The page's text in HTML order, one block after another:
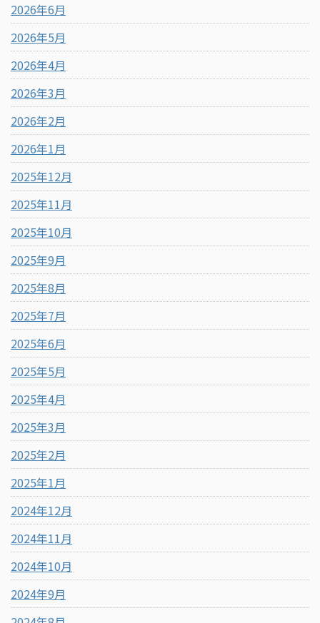
2026年6月
2026年5月
2026年4月
2026年3月
2026年2月
2026年1月
2025年12月
2025年11月
2025年10月
2025年9月
2025年8月
2025年7月
2025年6月
2025年5月
2025年4月
2025年3月
2025年2月
2025年1月
2024年12月
2024年11月
2024年10月
2024年9月